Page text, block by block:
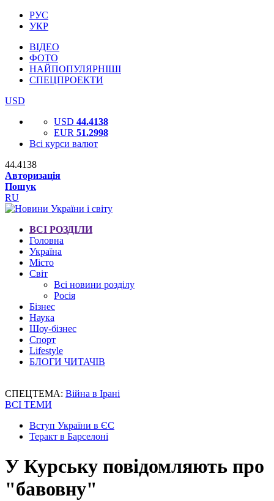
РУС
УКР
ВІДЕО
ФОТО
НАЙПОПУЛЯРНІШІ
СПЕЦПРОЕКТИ
USD
USD 44.4138
EUR 51.2998
Всі курси валют
44.4138
Авторизація
Пошук
RU
ВСІ РОЗДІЛИ
Головна
Україна
Місто
Світ
Всі новини розділу
Росія
Бізнес
Наука
Шоу-бізнес
Спорт
Lifestyle
БЛОГИ ЧИТАЧІВ
СПЕЦТЕМА: Війна в Ірані
ВСІ ТЕМИ
Вступ України в ЄС
Теракт в Барселоні
У Курську повідомляють про
"бавовну"